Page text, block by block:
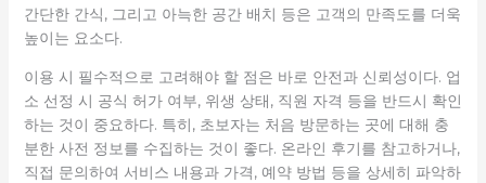
간단한 간식, 그리고 아늑한 공간 배치 등은 고객의 만족도를 더욱
높이는 요소다.
이용 시 필수적으로 고려해야 할 점은 바로 안전과 신뢰성이다. 업
소 선정 시 공식 허가 여부, 위생 상태, 직원 자격 등을 반드시 확인
하는 것이 중요하다. 특히, 초보자는 처음 방문하는 곳에 대해 충
분한 사전 정보를 수집하는 것이 좋다. 온라인 후기를 참고하거나,
직접 문의하여 서비스 내용과 가격, 예약 방법 등을 상세히 파악하